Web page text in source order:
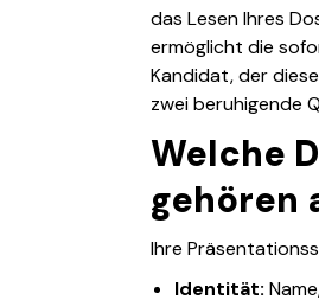
das Lesen Ihres
ermöglicht die
Kandidat, der
zwei beruhigende
Welche
gehören
Ihre
Identität: